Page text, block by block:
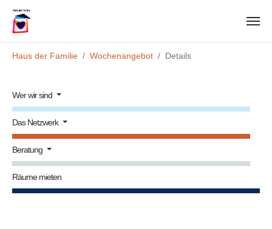
Haus der Familie
Wochenangebot Details
Wer wir sind
Das Netzwerk
Beratung
Räume mieten